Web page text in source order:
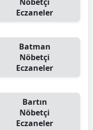
Eczaneler
Batman
Nöbetçi
Eczaneler
Bartın
Nöbetçi
Eczaneler